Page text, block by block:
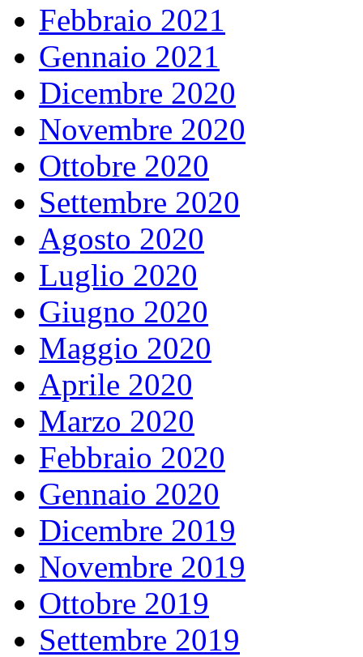
Febbraio 2021
Gennaio 2021
Dicembre 2020
Novembre 2020
Ottobre 2020
Settembre 2020
Agosto 2020
Luglio 2020
Giugno 2020
Maggio 2020
Aprile 2020
Marzo 2020
Febbraio 2020
Gennaio 2020
Dicembre 2019
Novembre 2019
Ottobre 2019
Settembre 2019